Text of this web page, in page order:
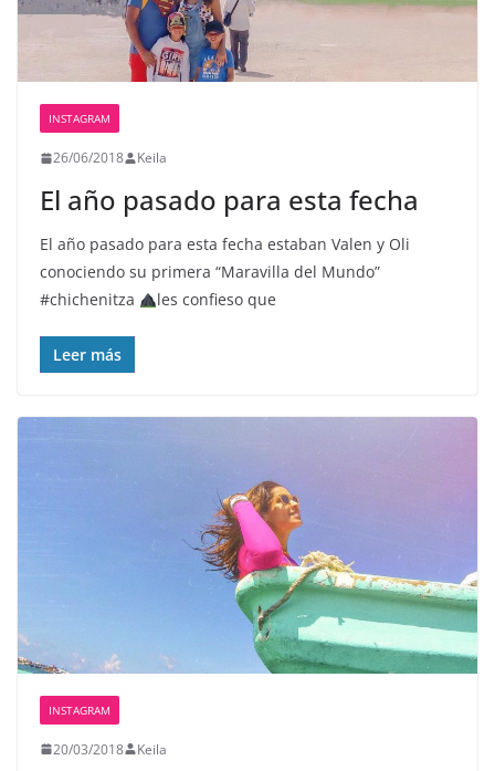
INSTAGRAM
26/06/2018 Keila
El año pasado para esta fecha
El año pasado para esta fecha estaban Valen y Oli
conociendo su primera “Maravilla del Mundo”
#chichenitza
les confieso que
Leer más
INSTAGRAM
20/03/2018 Keila